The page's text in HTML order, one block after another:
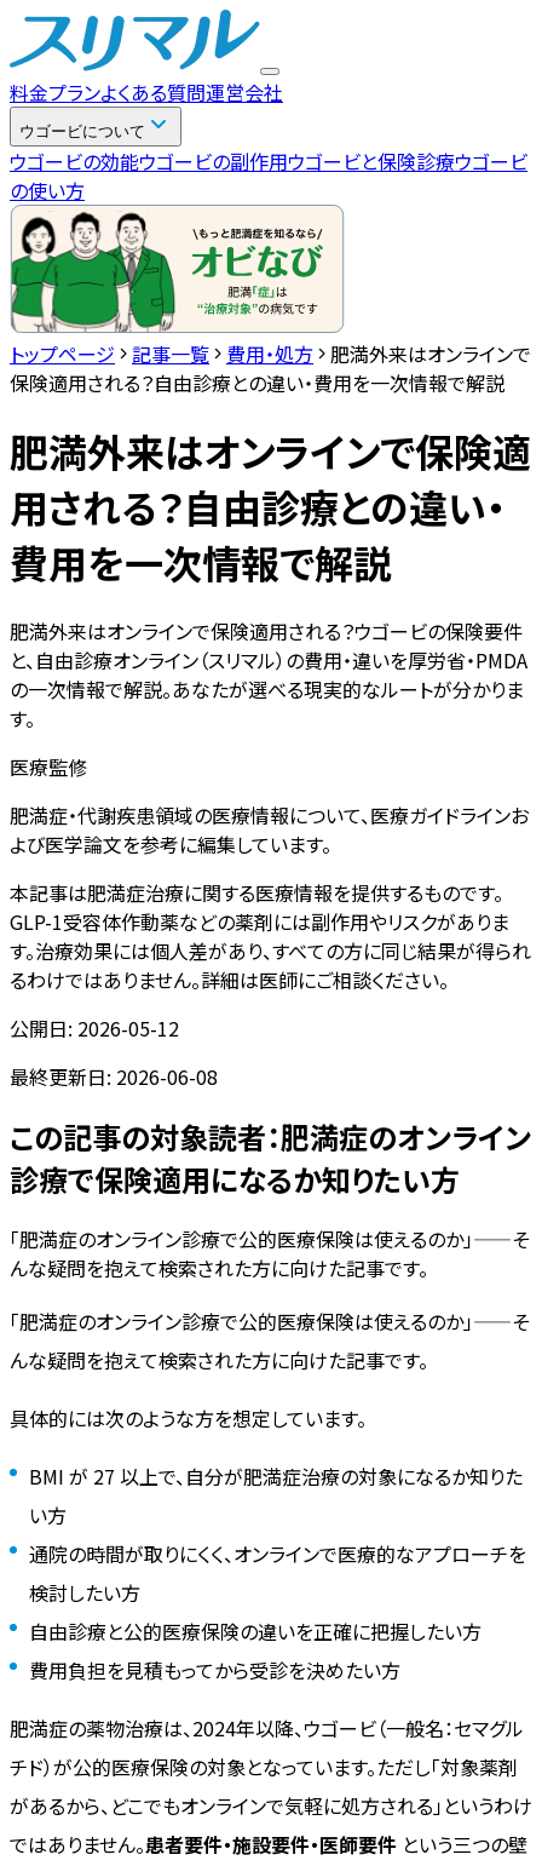
料金プランよくある質問運営会社
ウゴービについて
ウゴービの効能ウゴービの副作用ウゴービと保険診療ウゴービ
の使い方
トップページ 記事一覧 費用・処方 肥満外来はオンラインで
保険適用される？自由診療との違い・費用を一次情報で解説
肥満外来はオンラインで保険適
用される？自由診療との違い・
費用を一次情報で解説
肥満外来はオンラインで保険適用される？ウゴービの保険要件
と、自由診療オンライン（スリマル）の費用・違いを厚労省・PMDA
の一次情報で解説。あなたが選べる現実的なルートが分かりま
す。
医療監修
肥満症・代謝疾患領域の医療情報について、医療ガイドラインお
よび医学論文を参考に編集しています。
本記事は肥満症治療に関する医療情報を提供するものです。
GLP-1受容体作動薬などの薬剤には副作用やリスクがありま
す。治療効果には個人差があり、すべての方に同じ結果が得られ
るわけではありません。詳細は医師にご相談ください。
公開日: 2026-05-12
最終更新日: 2026-06-08
この記事の対象読者：肥満症のオンライン
診療で保険適用になるか知りたい方
「肥満症のオンライン診療で公的医療保険は使えるのか」——そ
んな疑問を抱えて検索された方に向けた記事です。
「肥満症のオンライン診療で公的医療保険は使えるのか」——そ
んな疑問を抱えて検索された方に向けた記事です。
具体的には次のような方を想定しています。
BMI が 27 以上で、自分が肥満症治療の対象になるか知りた
い方
通院の時間が取りにくく、オンラインで医療的なアプローチを
検討したい方
自由診療と公的医療保険の違いを正確に把握したい方
費用負担を見積もってから受診を決めたい方
肥満症の薬物治療は、2024年以降、ウゴービ（一般名：セマグル
チド）が公的医療保険の対象となっています。ただし「対象薬剤
があるから、どこでもオンラインで気軽に処方される」というわけ
ではありません。患者要件・施設要件・医師要件 という三つの壁